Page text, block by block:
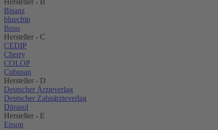
Hersteller - B
Bisanz
bluechip
Boso
Hersteller - C
CEDIP
Cherry
COLOP
Cubusan
Hersteller - D
Deutscher Ärzteverlag
Deutscher Zahnärzteverlag
Dürasol
Hersteller - E
Epson